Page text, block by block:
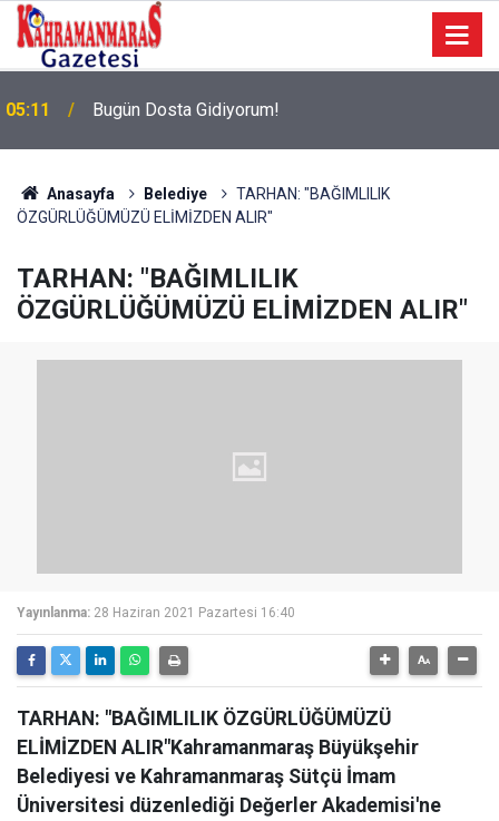
05:11 Bugün Dosta Gidiyorum!
Anasayfa Belediye
TARHAN: "BAĞIMLILIK
ÖZGÜRLÜĞÜMÜZÜ ELİMİZDEN ALIR"
TARHAN: "BAĞIMLILIK
ÖZGÜRLÜĞÜMÜZÜ ELİMİZDEN ALIR"
Yayınlanma: 28 Haziran 2021 Pazartesi 16:40
TARHAN: "BAĞIMLILIK ÖZGÜRLÜĞÜMÜZÜ
ELİMİZDEN ALIR"Kahramanmaraş Büyükşehir
Belediyesi ve Kahramanmaraş Sütçü İmam
Üniversitesi düzenlediği Değerler Akademisi'ne